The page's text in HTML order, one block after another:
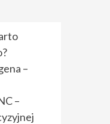
kraj
do
–
je
–
–